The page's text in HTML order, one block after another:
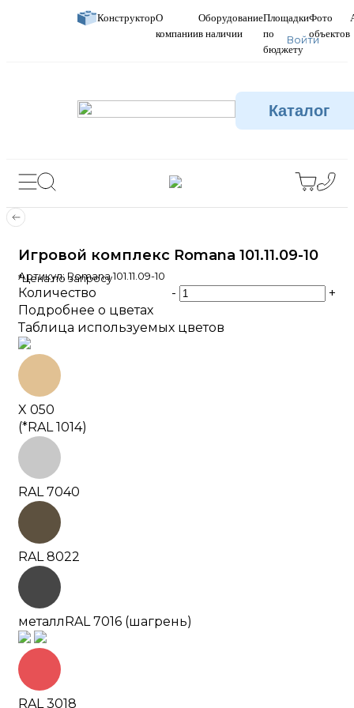
КонструкторО
компании
Оборудование
в наличии
Площадки
по
бюджету
Фото
объектов
Войти
Каталог
Игровой комплекс Romana 101.11.09-10
Артикул: Romana 101.11.09-10
*Цена по запросу
Количество -
+
Подробнее о цветах
Таблица используемых цветов
X 050
(*RAL 1014)
RAL 7040
RAL 8022
металлRAL 7016 (шагрень)
RAL 3018